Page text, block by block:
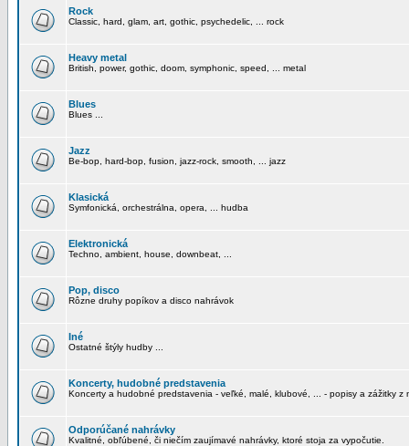
Rock
Classic, hard, glam, art, gothic, psychedelic, ... rock
Heavy metal
British, power, gothic, doom, symphonic, speed, ... metal
Blues
Blues ...
Jazz
Be-bop, hard-bop, fusion, jazz-rock, smooth, ... jazz
Klasická
Symfonická, orchestrálna, opera, ... hudba
Elektronická
Techno, ambient, house, downbeat, ...
Pop, disco
Rôzne druhy popíkov a disco nahrávok
Iné
Ostatné štýly hudby ...
Koncerty, hudobné predstavenia
Koncerty a hudobné predstavenia - veľké, malé, klubové, ... - popisy a zážitky z
Odporúčané nahrávky
Kvalitné, obľúbené, či niečím zaujímavé nahrávky, ktoré stoja za vypočutie.